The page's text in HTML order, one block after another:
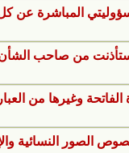
المباشرة عن كل
من صاحب
الفاتحة وغيرها من
الصور النسائية